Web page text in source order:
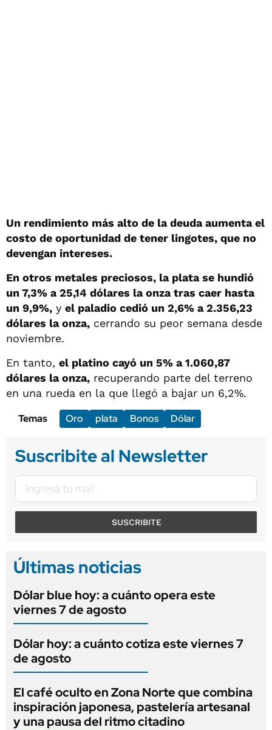
Un rendimiento más alto de la deuda aumenta el
costo de oportunidad de tener lingotes, que no
devengan intereses.
En otros metales preciosos, la plata se hundió
un 7,3% a 25,14 dólares la onza tras caer hasta
un 9,9%, y el paladio cedió un 2,6% a 2.356,23
dólares la onza, cerrando su peor semana desde
noviembre.
En tanto, el platino cayó un 5% a 1.060,87
dólares la onza, recuperando parte del terreno
en una rueda en la que llegó a bajar un 6,2%.
Temas
Oro plata Bonos Dólar
Suscribite al Newsletter
SUSCRIBITE
Últimas noticias
Dólar blue hoy: a cuánto opera este
viernes 7 de agosto
Dólar hoy: a cuánto cotiza este viernes 7
de agosto
El café oculto en Zona Norte que combina
inspiración japonesa, pastelería artesanal
y una pausa del ritmo citadino